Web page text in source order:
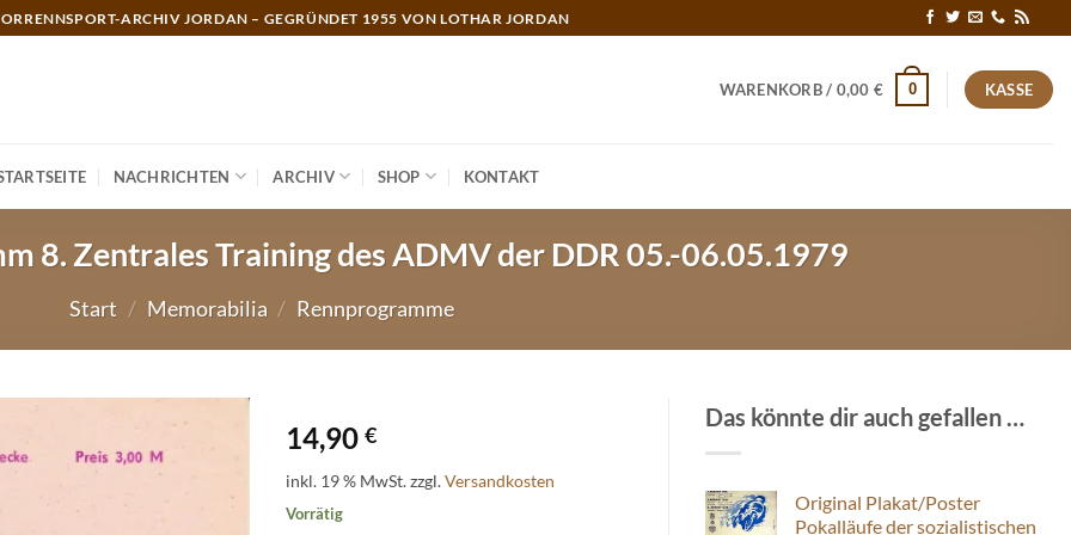
ARCHIV JORDAN – GEGRÜNDET 1955 VON LOTHAR JORDAN
WARENKORB / 0,00 € 0 KASSE
NACHRICHTEN ARCHIV SHOP KONTAKT
8. Zentrales Training des ADMV der DDR 05.-06.05.1979
Start / Memorabilia / Rennprogramme
14,90 €
inkl. 19 % MwSt.zzgl.Versandkosten
Vorrätig
Das könnte dir auch gefallen …
Original Plakat/Poster
Pokalläufe der sozialistischen